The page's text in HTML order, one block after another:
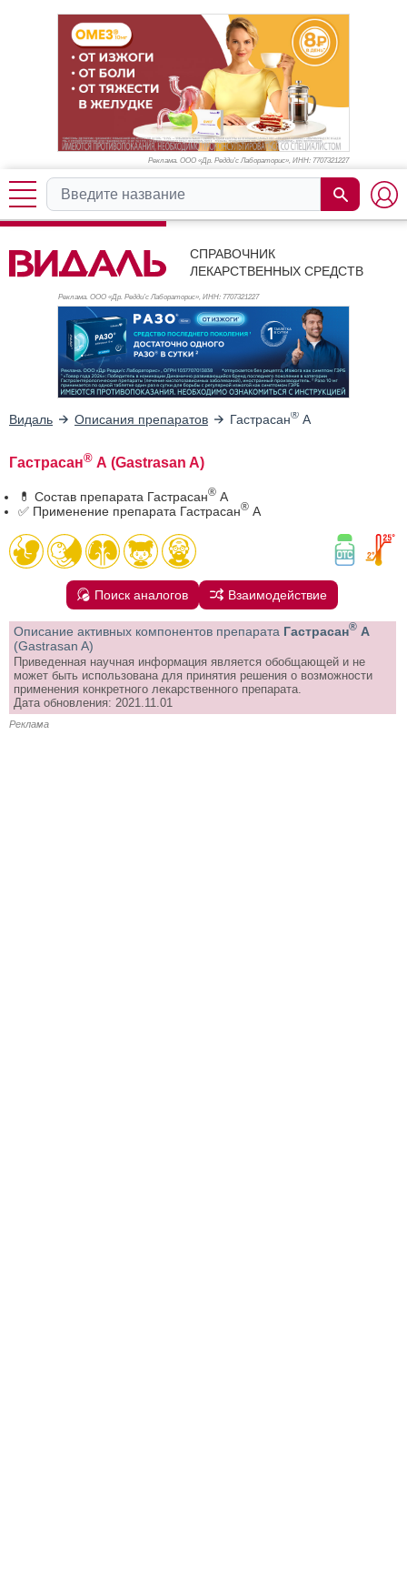
Реклама. ООО «Др. Редди’с Лабораторис», ИНН: 7707321227
СПРАВОЧНИК
ЛЕКАРСТВЕННЫХ СРЕДСТВ
Реклама. ООО «Др. Редди’с Лабораторис», ИНН: 7707321227
Видаль Описания препаратов Гастрасан® А
Гастрасан® А (Gastrasan A)
💊 Состав препарата Гастрасан® А
✅ Применение препарата Гастрасан® А
Поиск аналогов Взаимодействие
Описание активных компонентов препарата Гастрасан® А
(Gastrasan A)
Приведенная научная информация является обобщающей и не
может быть использована для принятия решения о возможности
применения конкретного лекарственного препарата.
Дата обновления: 2021.11.01
Реклама